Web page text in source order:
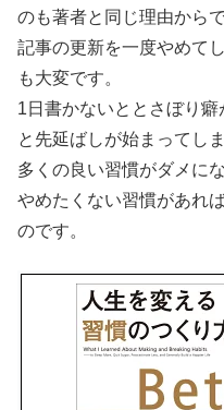
のも著者と同じ理由からで
記事の更新を一度やめて
も大変です。
1日書かないととさぼり
と先延ばしが始まってし
多くの良い習慣がダメに
やめたくない習慣があれ
のです。